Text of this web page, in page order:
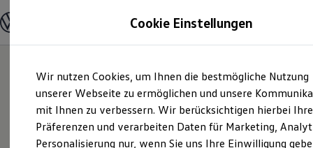
Hauptinhalt
springen
Footer
springen
Modelle und Konfigurator
Modelle vergleichen
Elektroautos
ENERGY Sondermodelle
Nutzfahrzeuge
SUV und CUV
Familienautos
Kombis
Cookie Einstellungen
Wir nutzen Cookies, um Ihnen die bestmögliche Nutzung
unserer Webseite zu ermöglichen und unsere
mit Ihnen zu verbessern. Wir berücksichtigen hierbei Ihre
Präferenzen und verarbeiten Daten für Marketing,
Personalisierung nur, wenn Sie uns Ihre Einwilligung